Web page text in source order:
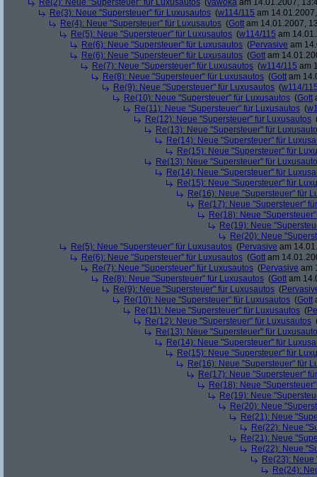
Re(2): Neue "Supersteuer" für Luxusautos (vawoka am 14.01.2007,
Re(3): Neue "Supersteuer" für Luxusautos (w114/115 am
Re(4): Neue "Supersteuer" für Luxusautos (Gott am 14.01.2007,
Re(5): Neue "Supersteuer" für Luxusautos (w114/115 am
Re(6): Neue "Supersteuer" für Luxusautos (Pervasive am
Re(6): Neue "Supersteuer" für Luxusautos (Gott am
Re(7): Neue "Supersteuer" für Luxusautos (w114/115 am
Re(8): Neue "Supersteuer" für Luxusautos (Gott am
Re(9): Neue "Supersteuer" für Luxusautos (w114/
Re(10): Neue "Supersteuer" für Luxusautos (Gott
Re(11): Neue "Supersteuer" für Luxusautos (
Re(12): Neue "Supersteuer" für Luxusautos
Re(13): Neue "Supersteuer" für
Re(14): Neue "Supersteuer" für
Re(15): Neue "Supersteuer" für
Re(13): Neue "Supersteuer" für
Re(14): Neue "Supersteuer" für
Re(15): Neue "Supersteuer" für
Re(16): Neue "Supersteuer" für
Re(17): Neue "Supersteuer"
Re(18): Neue
Re(19): Neue
Re(20): Neue
Re(5): Neue "Supersteuer" für Luxusautos (Pervasive am
Re(6): Neue "Supersteuer" für Luxusautos (Gott am
Re(7): Neue "Supersteuer" für Luxusautos (Pervasive am
Re(8): Neue "Supersteuer" für Luxusautos (Gott am
Re(9): Neue "Supersteuer" für Luxusautos (
Re(10): Neue "Supersteuer" für Luxusautos (Gott
Re(11): Neue "Supersteuer" für Luxusautos (
Re(12): Neue "Supersteuer" für Luxusautos
Re(13): Neue "Supersteuer" für
Re(14): Neue "Supersteuer" für
Re(15): Neue "Supersteuer" für
Re(16): Neue "Supersteuer" für
Re(17): Neue "Supersteuer"
Re(18): Neue
Re(19): Neue
Re(20): Neue
Re(21): Neue
Re(22): Neue
Re(21): Neue
Re(22): Neue
Re(23):
Re(24):